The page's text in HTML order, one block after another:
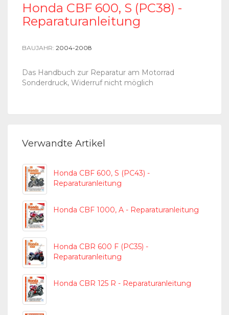
Honda CBF 600, S (PC38) -
Reparaturanleitung
BAUJAHR: 2004-2008
Das Handbuch zur Reparatur am Motorrad
Sonderdruck, Widerruf nicht möglich
Verwandte Artikel
Honda CBF 600, S (PC43) -
Reparaturanleitung
Honda CBF 1000, A - Reparaturanleitung
Honda CBR 600 F (PC35) -
Reparaturanleitung
Honda CBR 125 R - Reparaturanleitung